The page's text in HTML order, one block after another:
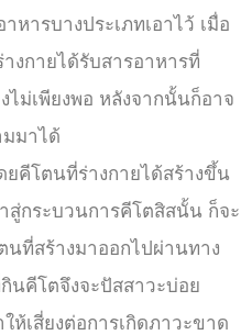
ารบางประเภทเอาไว้ เมื่อ
งกายได้รับสารอาหารที่
ม่เพียงพอ หลังจากนั้นก็อาจ
มาได้
คีโตนที่ร่างกายได้สร้างขึ้น
สู่กระบวนการคีโตสิสนั้น ก็จะ
นที่สร้างมาออกไปผ่านทาง
นคีโตจึงจะปัสสาวะบ่อย
ห้เสี่ยงต่อการเกิดภาวะขาด